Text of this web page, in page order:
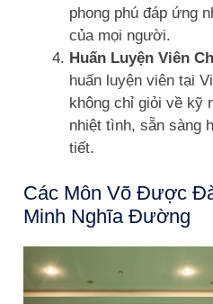
phong phú đáp ứng
của mọi người.
Huấn Luyện Viên
huấn luyện viên tại
không chỉ giỏi về kỹ
nhiệt tình, sẵn sàng
tiết.
Các Môn Võ Được
Minh Nghĩa Đường